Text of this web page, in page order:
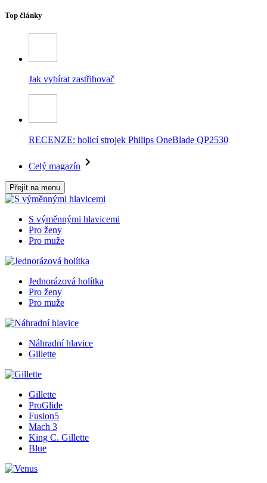
Top články
Jak vybírat zastřihovač
RECENZE: holicí strojek Philips OneBlade QP2530
Celý magazín
Přejít na menu
S výměnnými hlavicemi
Pro ženy
Pro muže
Jednorázová holítka
Pro ženy
Pro muže
Náhradní hlavice
Gillette
Gillette
ProGlide
Fusion5
Mach 3
King C. Gillette
Blue